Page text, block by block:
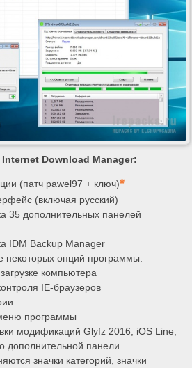
Download Manager:
(патч pawel97 + ключ)*
(включая русский)
35 дополнительных панелей
IDM Backup Manager
некоторых опций программы:
компьютера
IE-браузеров
программы
модификаций Glyfz 2016, iOS Line,
панели
значки категорий, значки